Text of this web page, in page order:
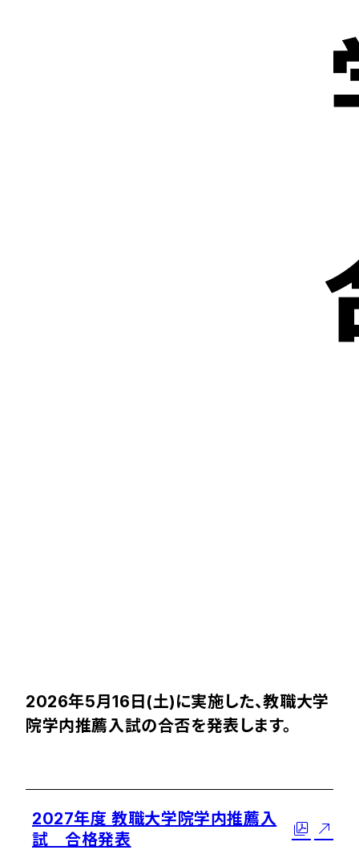
2026年5月16日(土)に実施した、教職大学
院学内推薦入試の合否を発表します。
2027年度 教職大学院学内推薦入
試 合格発表